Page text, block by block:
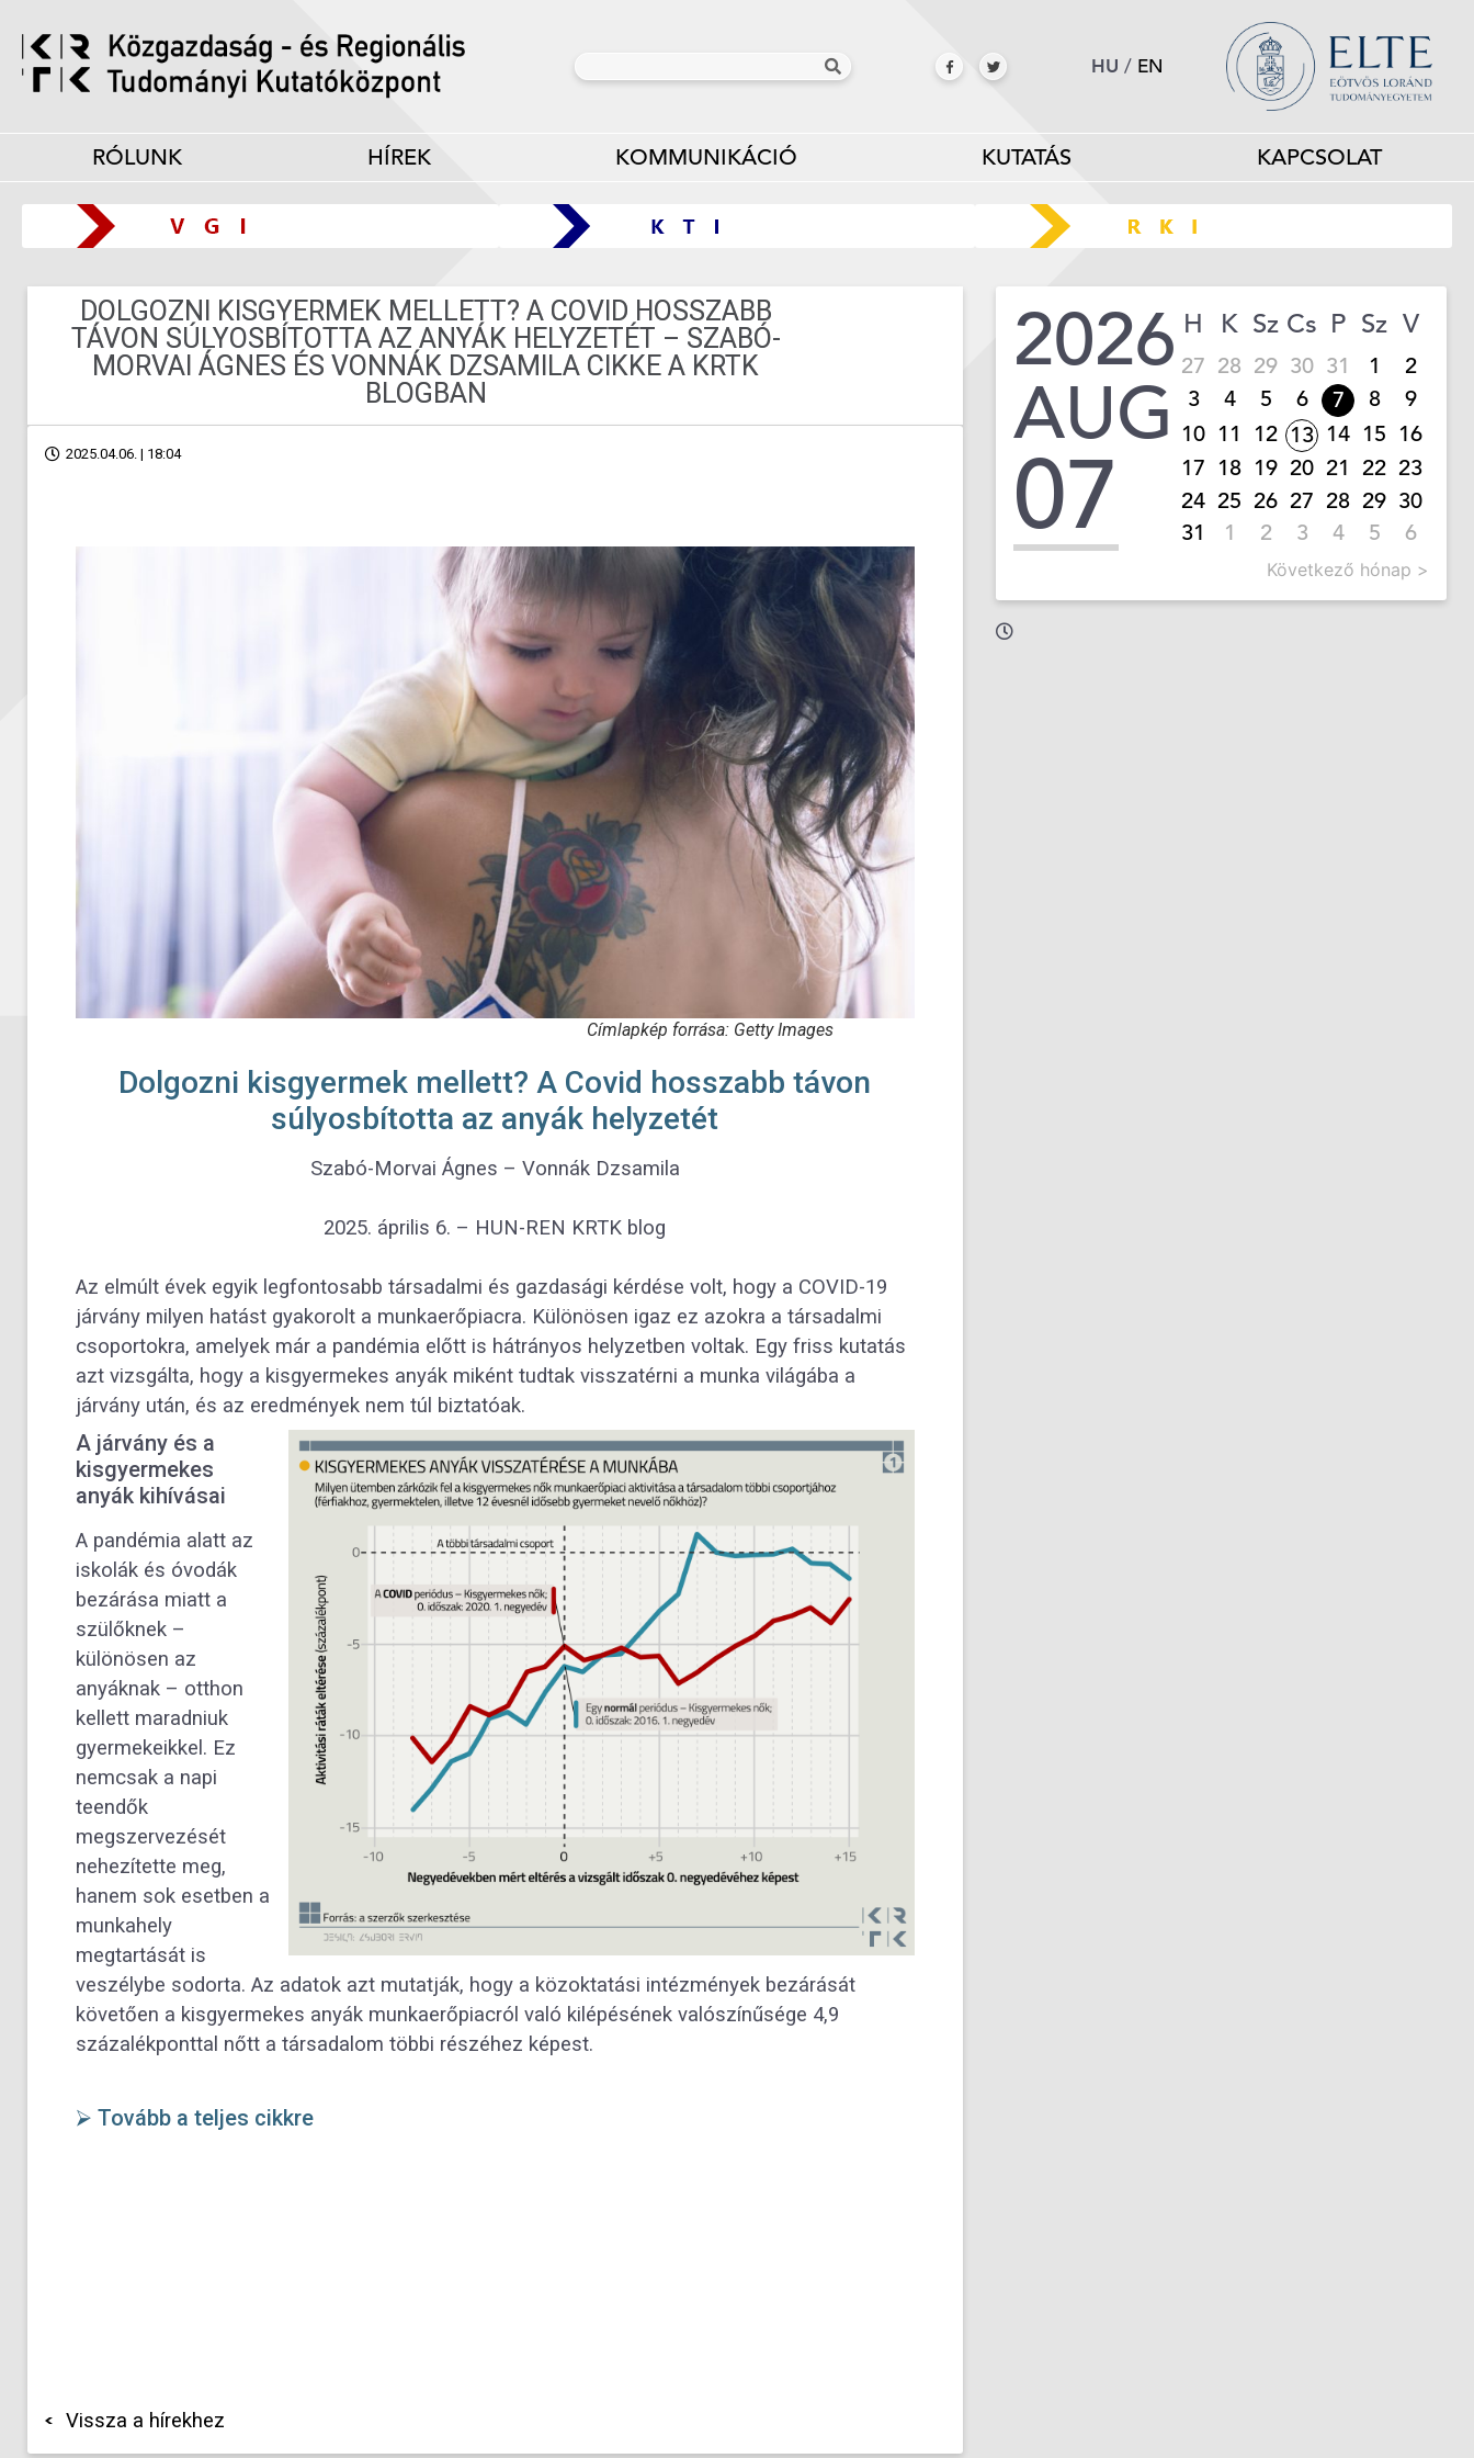
HU / EN
RÓLUNK HÍREK KOMMUNIKÁCIÓ KUTATÁS KAPCSOLAT
DOLGOZNI KISGYERMEK MELLETT? A COVID HOSSZABB
TÁVON SÚLYOSBÍTOTTA AZ ANYÁK HELYZETÉT – SZABÓ-
MORVAI ÁGNES ÉS VONNÁK DZSAMILA CIKKE A KRTK
BLOGBAN
2025.04.06. | 18:04
Címlapkép forrása: Getty Images
Dolgozni kisgyermek mellett? A Covid hosszabb távon
súlyosbította az anyák helyzetét
Szabó-Morvai Ágnes – Vonnák Dzsamila
2025. április 6. – HUN-REN KRTK blog
Az elmúlt évek egyik legfontosabb társadalmi és gazdasági kérdése volt, hogy a COVID-19
járvány milyen hatást gyakorolt a munkaerőpiacra. Különösen igaz ez azokra a társadalmi
csoportokra, amelyek már a pandémia előtt is hátrányos helyzetben voltak. Egy friss kutatás
azt vizsgálta, hogy a kisgyermekes anyák miként tudtak visszatérni a munka világába a
járvány után, és az eredmények nem túl biztatóak.
A járvány és a
kisgyermekes
anyák kihívásai
A pandémia alatt az
iskolák és óvodák
bezárása miatt a
szülőknek –
különösen az
anyáknak – otthon
kellett maradniuk
gyermekeikkel. Ez
nemcsak a napi
teendők
megszervezését
nehezítette meg,
hanem sok esetben a
munkahely
megtartását is
veszélybe sodorta. Az adatok azt mutatják, hogy a közoktatási intézmények bezárását
követően a kisgyermekes anyák munkaerőpiacról való kilépésének valószínűsége 4,9
százalékponttal nőtt a társadalom többi részéhez képest.
⮚ Tovább a teljes cikkre
Vissza a hírekhez
2026
AUG
07
H K Sz Cs P Sz V
27 28 29 30 31 1
2
3
4 5 6 7 8
9
10 11 12 13 14 15 16
17 18 19 20 21 22 23
24 25 26 27 28 29 30
31
1 2 3 4 5 6
Következő hónap >